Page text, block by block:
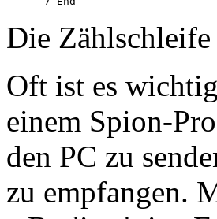
Die Zählschleife
Oft ist es
einem Spion-
den PC zu
zu empfangen.